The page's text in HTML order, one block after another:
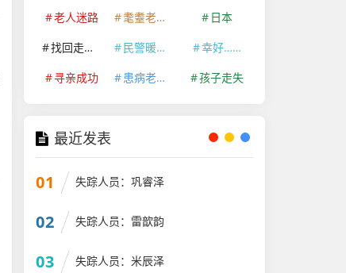
老人迷路
耄耋老人走失
日本
找回走失老人
民警暖心救助
幸好……
寻亲成功
患病老人走失 孩子走失
最近发表
01 失踪人员：巩睿泽
02 失踪人员：雷歆韵
03 失踪人员：米辰泽